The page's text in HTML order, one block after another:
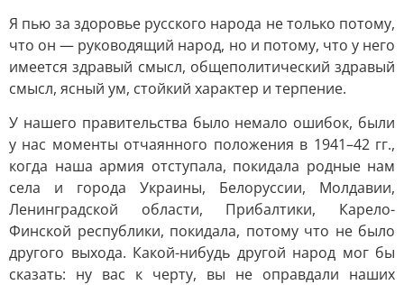
Я пью за здоровье русского народа не только потому,
что он — руководящий народ, но и потому, что у него
имеется здравый смысл, общеполитический здравый
смысл, ясный ум, стойкий характер и терпение.
У нашего правительства было немало ошибок, были
у нас моменты отчаянного положения в 1941–42 гг.,
когда наша армия отступала, покидала родные нам
села и города Украины, Белоруссии, Молдавии,
Ленинградской области, Прибалтики, Карело-
Финской республики, покидала, потому что не было
другого выхода. Какой-нибудь другой народ мог бы
сказать: ну вас к черту, вы не оправдали наших